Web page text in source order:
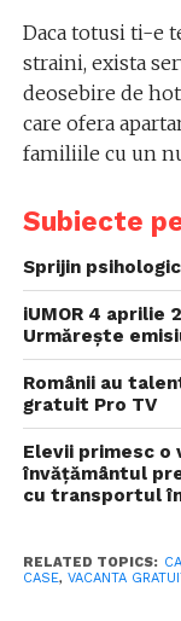
Daca totusi ti-e
straini, exista
deosebire de
care ofera
familiile cu un
Subiecte
Sprijin
iUMOR 4 aprilie
Urmărește
Românii au
gratuit Pro TV
Elevii primesc o
învățământul
cu transportul
RELATED TOPICS:
CASE, VACANTA